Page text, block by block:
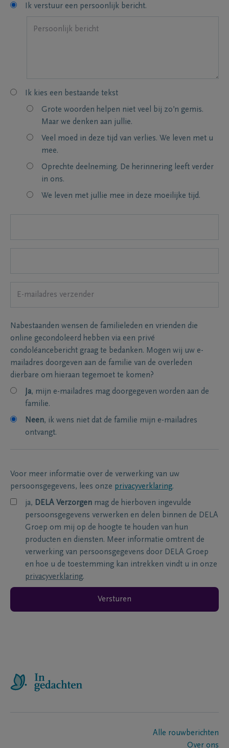
Ik verstuur een persoonlijk bericht.
Ik kies een bestaande tekst
Grote woorden helpen niet veel bij zo’n gemis.
Maar we denken aan jullie.
Veel moed in deze tijd van verlies. We leven met u
mee.
Oprechte deelneming. De herinnering leeft verder
in ons.
We leven met jullie mee in deze moeilijke tijd.
Nabestaanden wensen de familieleden en vrienden die
online gecondoleerd hebben via een privé
condoléancebericht graag te bedanken. Mogen wij uw e-
mailadres doorgeven aan de familie van de overleden
dierbare om hieraan tegemoet te komen?
Ja, mijn e-mailadres mag doorgegeven worden aan de
familie.
Neen, ik wens niet dat de familie mijn e-mailadres
ontvangt.
Voor meer informatie over de verwerking van uw
persoonsgegevens, lees onze privacyverklaring.
ja, DELA Verzorgen mag de hierboven ingevulde
persoonsgegevens verwerken en delen binnen de DELA
Groep om mij op de hoogte te houden van hun
producten en diensten. Meer informatie omtrent de
verwerking van persoonsgegevens door DELA Groep
en hoe u de toestemming kan intrekken vindt u in onze
privacyverklaring.
Versturen
Alle rouwberichten
Over ons